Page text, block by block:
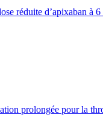
réduite d’apixaban à
prolongée pour la